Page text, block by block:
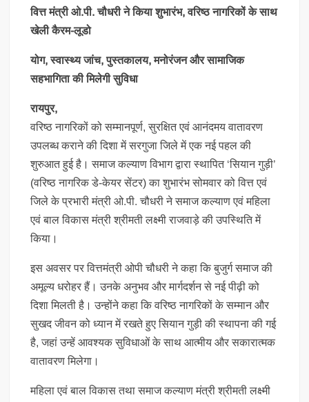
वित्त मंत्री ओ.पी. चौधरी ने किया शुभारंभ, वरिष्ठ नागरिकों के साथ
खेली कैरम-लूडो
योग, स्वास्थ्य जांच, पुस्तकालय, मनोरंजन और सामाजिक
सहभागिता की मिलेगी सुविधा
रायपुर,
वरिष्ठ नागरिकों को सम्मानपूर्ण, सुरक्षित एवं आनंदमय वातावरण
उपलब्ध कराने की दिशा में सरगुजा जिले में एक नई पहल की
शुरुआत हुई है। समाज कल्याण विभाग द्वारा स्थापित ‘सियान गुड़ी’
(वरिष्ठ नागरिक डे-केयर सेंटर) का शुभारंभ सोमवार को वित्त एवं
जिले के प्रभारी मंत्री ओ.पी. चौधरी ने समाज कल्याण एवं महिला
एवं बाल विकास मंत्री श्रीमती लक्ष्मी राजवाड़े की उपस्थिति में
किया।
इस अवसर पर वित्तमंत्री ओपी चौधरी ने कहा कि बुजुर्ग समाज की
अमूल्य धरोहर हैं। उनके अनुभव और मार्गदर्शन से नई पीढ़ी को
दिशा मिलती है। उन्होंने कहा कि वरिष्ठ नागरिकों के सम्मान और
सुखद जीवन को ध्यान में रखते हुए सियान गुड़ी की स्थापना की गई
है, जहां उन्हें आवश्यक सुविधाओं के साथ आत्मीय और सकारात्मक
वातावरण मिलेगा।
महिला एवं बाल विकास तथा समाज कल्याण मंत्री श्रीमती लक्ष्मी